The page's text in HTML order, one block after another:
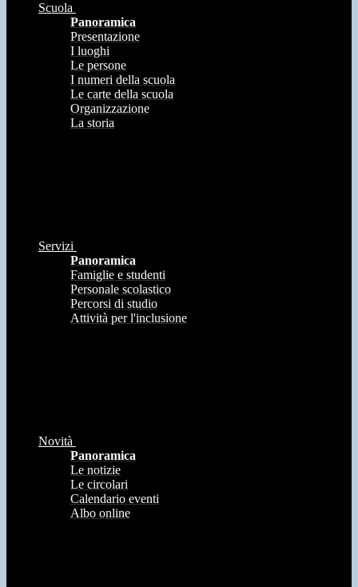
Scuola
Panoramica
Presentazione
I luoghi
Le persone
I numeri della scuola
Le carte della scuola
Organizzazione
La storia
Servizi
Panoramica
Famiglie e studenti
Personale scolastico
Percorsi di studio
Attività per l'inclusione
Novità
Panoramica
Le notizie
Le circolari
Calendario eventi
Albo online